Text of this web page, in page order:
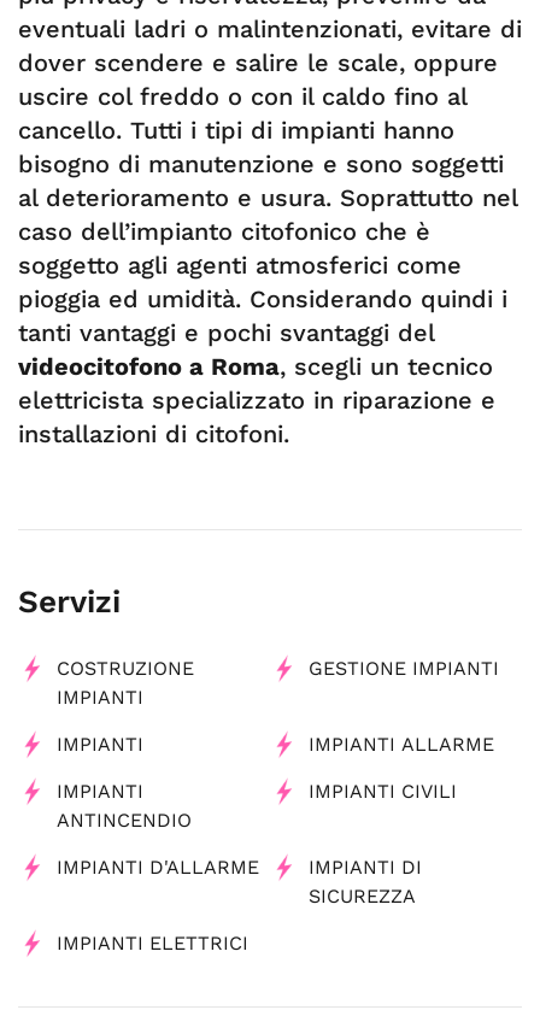
eventuali ladri o malintenzionati, evitare di
dover scendere e salire le scale, oppure
uscire col freddo o con il caldo fino al
cancello. Tutti i tipi di impianti hanno
bisogno di manutenzione e sono soggetti
al deterioramento e usura. Soprattutto nel
caso dell’impianto citofonico che è
soggetto agli agenti atmosferici come
pioggia ed umidità. Considerando quindi i
tanti vantaggi e pochi svantaggi del
videocitofono a Roma, scegli un tecnico
elettricista specializzato in riparazione e
installazioni di citofoni.
Servizi
COSTRUZIONE
IMPIANTI
GESTIONE IMPIANTI
IMPIANTI IMPIANTI ALLARME
IMPIANTI
ANTINCENDIO
IMPIANTI CIVILI
IMPIANTI D'ALLARME
IMPIANTI DI
SICUREZZA
IMPIANTI ELETTRICI